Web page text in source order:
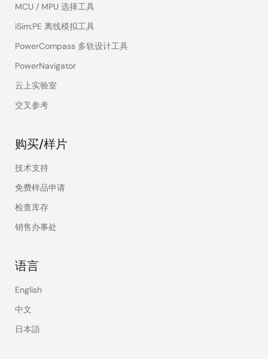
MCU / MPU 选择工具
iSim:PE 离线模拟工具
PowerCompass 多轨设计工具
PowerNavigator
云上实验室
交叉参考
购买/样片
技术支持
免费样品申请
检查库存
销售办事处
语言
English
中文
日本語